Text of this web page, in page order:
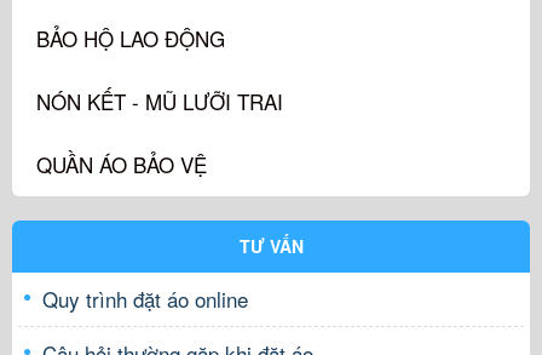
BẢO HỘ LAO ĐỘNG
NÓN KẾT - MŨ LƯỠI TRAI
QUẦN ÁO BẢO VỆ
TƯ VẤN
Quy trình đặt áo online